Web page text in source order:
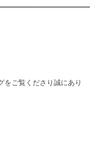
をご覧くださり誠にあり